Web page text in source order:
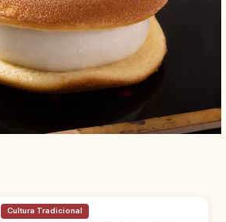
Cultura Tradicional